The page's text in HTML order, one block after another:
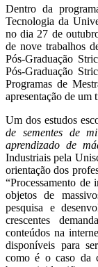
Dentro da
Tecnologia da
no dia 27 de
de nove trabalhos
Pós-Graduação
Pós-Graduação
Programas de
apresentação de um
Um dos estudos
de sementes de
aprendizado de
Industriais pela
orientação dos
“Processamento de
objetos de
pesquisa e
crescentes
conteúdos na
disponíveis para
como é o caso da